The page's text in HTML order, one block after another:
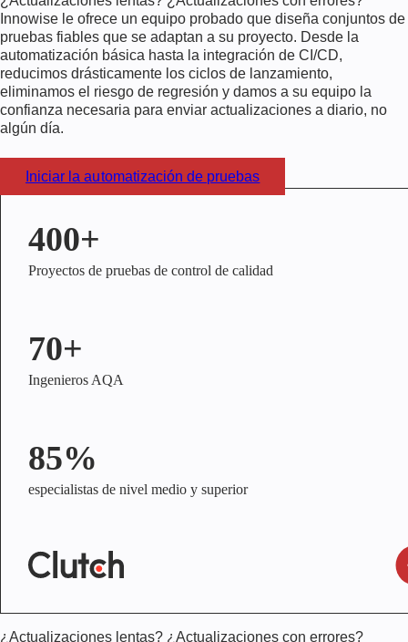
Innowise le ofrece un equipo probado que diseña conjuntos de
pruebas fiables que se adaptan a su proyecto. Desde la
automatización básica hasta la integración de CI/CD,
reducimos drásticamente los ciclos de lanzamiento,
eliminamos el riesgo de regresión y damos a su equipo la
confianza necesaria para enviar actualizaciones a diario, no
algún día.
Iniciar la automatización de pruebas
400+
Proyectos de pruebas de control de calidad
70+
Ingenieros AQA
85%
especialistas de nivel medio y superior
¿Actualizaciones lentas? ¿Actualizaciones con errores?